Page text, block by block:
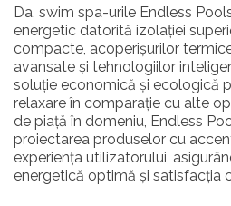
Da, swim spa-urile Endless
energetic datorită izolației
compacte, acoperișurilor
avansate și tehnologiilor
soluție economică și ecologică
relaxare în comparație cu alte
de piață în domeniu, Endless
proiectarea produselor cu
experiența utilizatorului,
energetică optimă și satisfacția